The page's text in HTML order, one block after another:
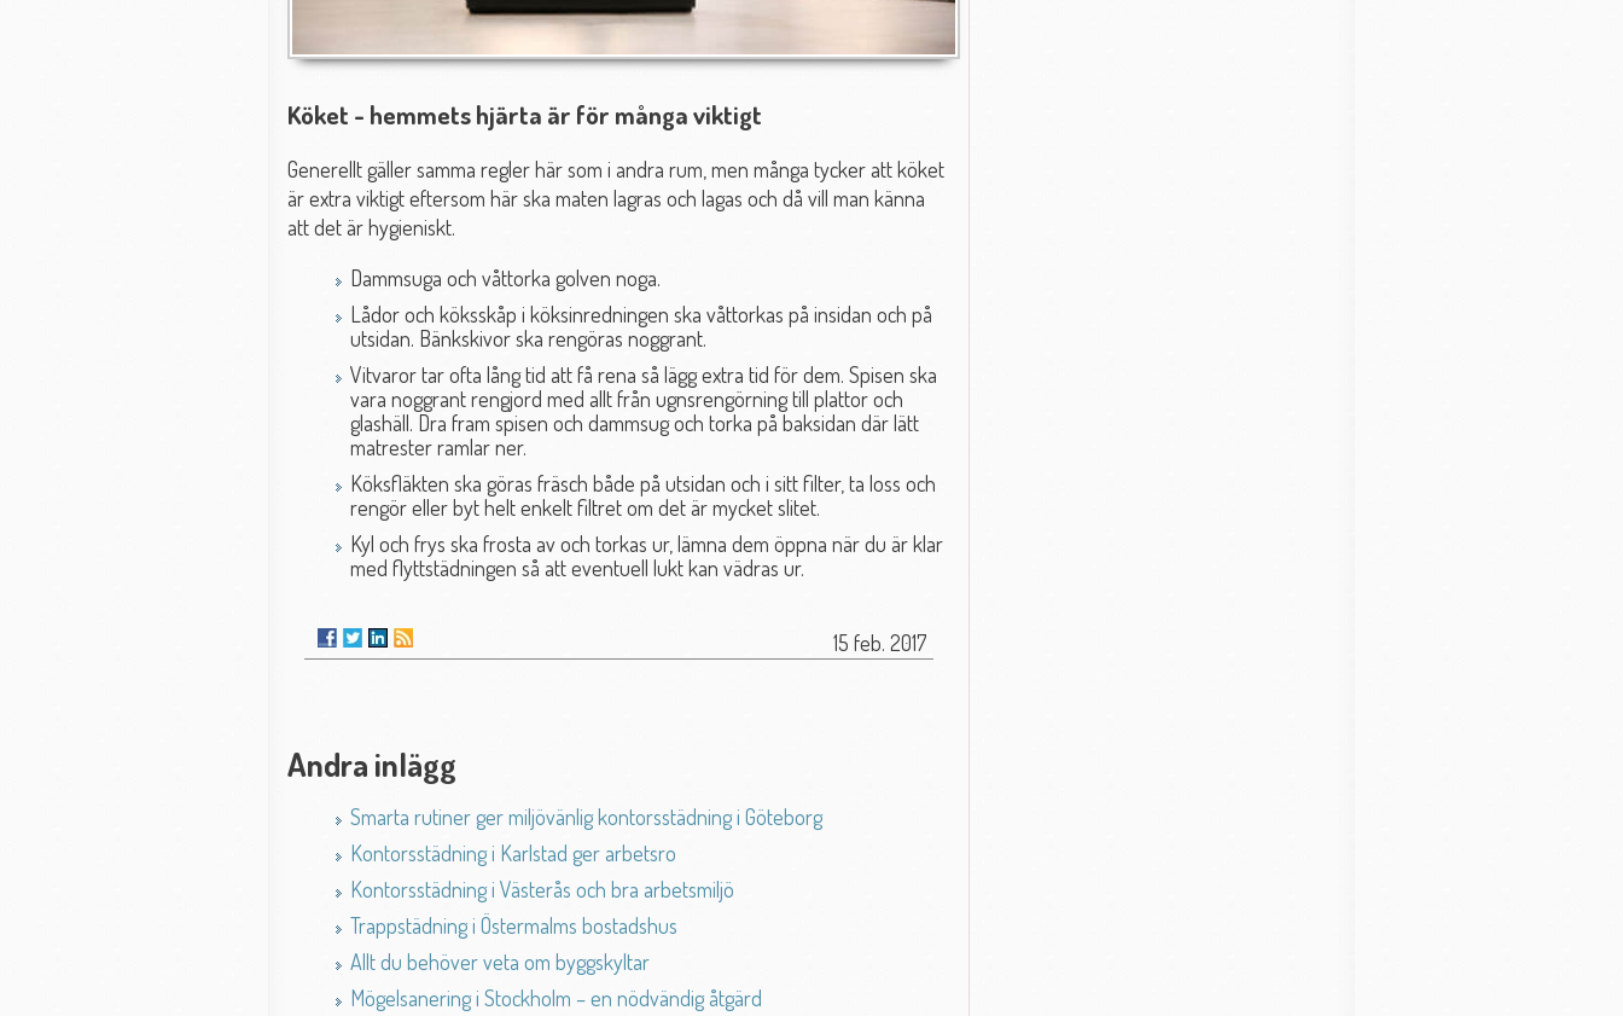
Köket - hemmets hjärta är för många viktigt
Generellt gäller samma regler här som i andra rum, men många tycker att köket
är extra viktigt eftersom här ska maten lagras och lagas och då vill man känna
att det är hygieniskt.
Dammsuga och våttorka golven noga.
Lådor och köksskåp i köksinredningen ska våttorkas på insidan och på
utsidan. Bänkskivor ska rengöras noggrant.
Vitvaror tar ofta lång tid att få rena så lägg extra tid för dem. Spisen ska
vara noggrant rengjord med allt från ugnsrengörning till plattor och
glashäll. Dra fram spisen och dammsug och torka på baksidan där lätt
matrester ramlar ner.
Köksfläkten ska göras fräsch både på utsidan och i sitt filter, ta loss och
rengör eller byt helt enkelt filtret om det är mycket slitet.
Kyl och frys ska frosta av och torkas ur, lämna dem öppna när du är klar
med flyttstädningen så att eventuell lukt kan vädras ur.
15 feb. 2017
Andra inlägg
Smarta rutiner ger miljövänlig kontorsstädning i Göteborg
Kontorsstädning i Karlstad ger arbetsro
Kontorsstädning i Västerås och bra arbetsmiljö
Trappstädning i Östermalms bostadshus
Allt du behöver veta om byggskyltar
Mögelsanering i Stockholm – en nödvändig åtgärd